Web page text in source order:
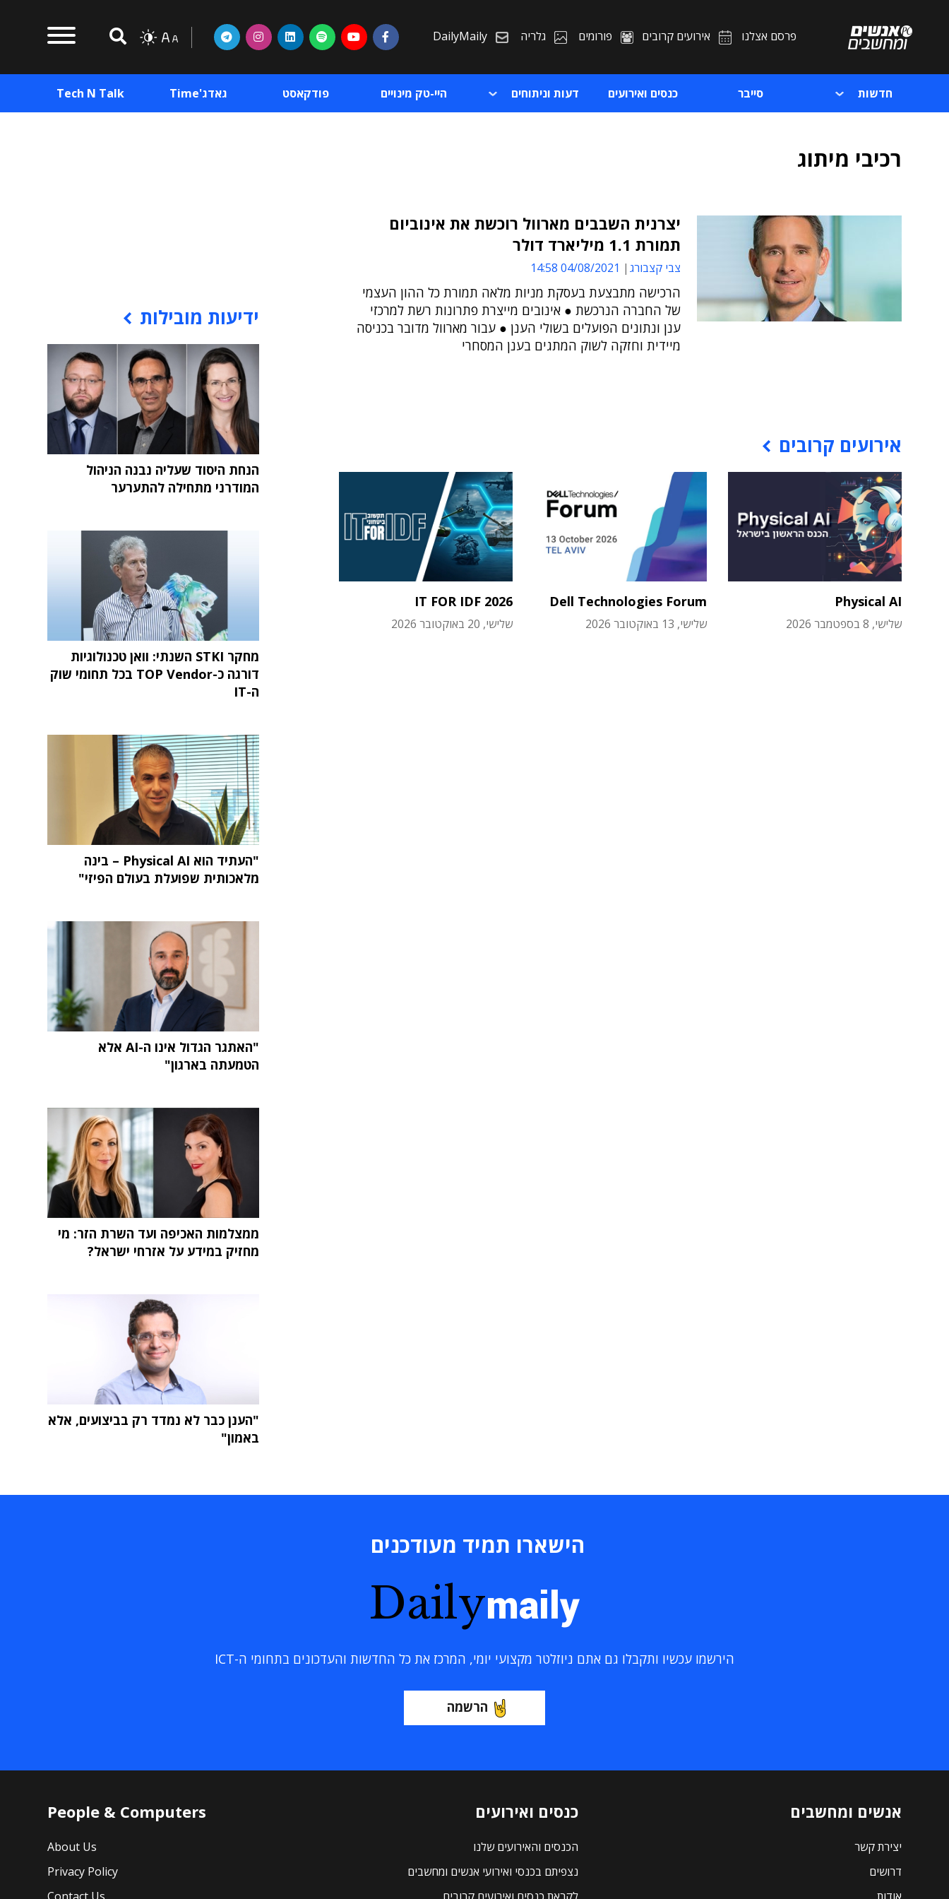
פרסם אצלנו אירועים קרובים פורומים גלריה DailyMaily
חדשות סייבר כנסים ואירועים דעות וניתוחים היי-טק מינויים פודקאסט גאדג'Time Tech N Talk
רכיבי מיתוג
יצרנית השבבים מארוול רוכשת את אינוביום
תמורת 1.1 מיליארד דולר
צבי קצבורג 04/08/2021 14:58
הרכישה מתבצעת בעסקת מניות מלאה תמורת כל ההון העצמי
של החברה הנרכשת ● אינובים מייצרת פתרונות רשת למרכזי
ענן ונתונים הפועלים בשולי הענן ● עבור מארוול מדובר בכניסה
מיידית וחזקה לשוק המתגים בענן המסחרי
אירועים קרובים
Physical AI
שלישי, 8 בספטמבר 2026
Dell Technologies Forum
שלישי, 13 באוקטובר 2026
IT FOR IDF 2026
שלישי, 20 באוקטובר 2026
ידיעות מובילות
הנחת היסוד שעליה נבנה הניהול
המודרני מתחילה להתערער
מחקר STKI השנתי: וואן טכנולוגיות
דורגה כ-TOP Vendor בכל תחומי שוק
ה-IT
"העתיד הוא Physical AI – בינה
מלאכותית שפועלת בעולם הפיזי"
"האתגר הגדול אינו ה-AI אלא
הטמעתה בארגון"
ממצלמות האכיפה ועד השרת הזר: מי
מחזיק במידע על אזרחי ישראל?
"הענן כבר לא נמדד רק בביצועים, אלא
באמון"
הישארו תמיד מעודכנים
Dailymaily
הירשמו עכשיו ותקבלו גם אתם ניוזלטר מקצועי יומי, המרכז את כל החדשות והעדכונים בתחומי ה-ICT
הרשמה
אנשים ומחשבים
יצירת קשר
דרושים
כנסים ואירועים
הכנסים והאירועים שלנו
נצפיתם בכנסי ואירועי אנשים ומחשבים
People & Computers
About Us
Privacy Policy